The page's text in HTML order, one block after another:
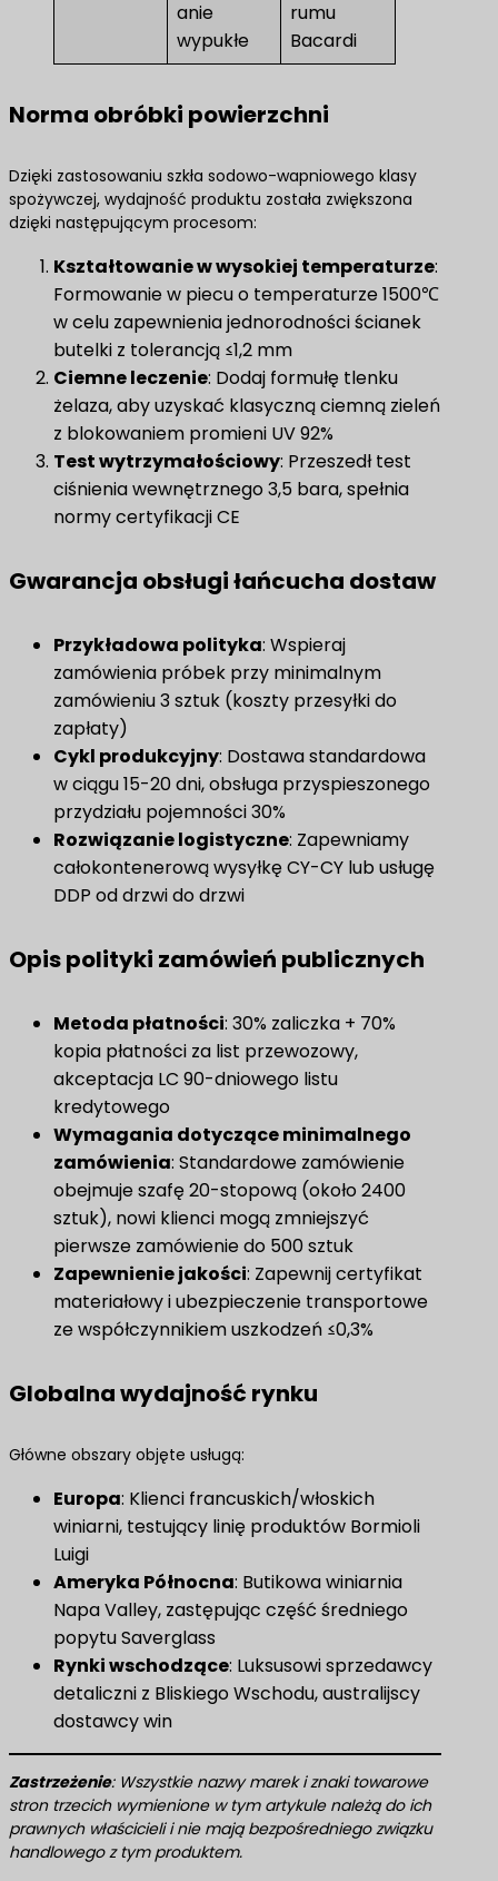
anie
wypukłe
rumu
Bacardi
Norma obróbki powierzchni
Dzięki zastosowaniu szkła sodowo-wapniowego klasy
spożywczej, wydajność produktu została zwiększona
dzięki następującym procesom:
Kształtowanie w wysokiej temperaturze:
Formowanie w piecu o temperaturze 1500℃
w celu zapewnienia jednorodności ścianek
butelki z tolerancją ≤1,2 mm
​Ciemne leczenie​​: Dodaj formułę tlenku
żelaza, aby uzyskać klasyczną ciemną zieleń
z blokowaniem promieni UV 92%
Test wytrzymałościowy: Przeszedł test
ciśnienia wewnętrznego 3,5 bara, spełnia
normy certyfikacji CE
Gwarancja obsługi łańcucha dostaw
​Przykładowa polityka​: Wspieraj
zamówienia próbek przy minimalnym
zamówieniu 3 sztuk (koszty przesyłki do
zapłaty)
Cykl produkcyjny: Dostawa standardowa
w ciągu 15-20 dni, obsługa przyspieszonego
przydziału pojemności 30%
Rozwiązanie logistyczne: Zapewniamy
całokontenerową wysyłkę CY-CY lub usługę
DDP od drzwi do drzwi
Opis polityki zamówień publicznych
Metoda płatności: 30% zaliczka + 70%
kopia płatności za list przewozowy,
akceptacja LC 90-dniowego listu
kredytowego
Wymagania dotyczące minimalnego
zamówienia: Standardowe zamówienie
obejmuje szafę 20-stopową (około 2400
sztuk), nowi klienci mogą zmniejszyć
pierwsze zamówienie do 500 sztuk
Zapewnienie jakości​: Zapewnij certyfikat
materiałowy i ubezpieczenie transportowe
ze współczynnikiem uszkodzeń ≤0,3%
Globalna wydajność rynku
Główne obszary objęte usługą:
Europa​: Klienci francuskich/włoskich
winiarni, testujący linię produktów Bormioli
Luigi
Ameryka Północna​: Butikowa winiarnia
Napa Valley, zastępując część średniego
popytu Saverglass
Rynki wschodzące​: Luksusowi sprzedawcy
detaliczni z Bliskiego Wschodu, australijscy
dostawcy win
Zastrzeżenie: Wszystkie nazwy marek i znaki towarowe
stron trzecich wymienione w tym artykule należą do ich
prawnych właścicieli i nie mają bezpośredniego związku
handlowego z tym produktem.